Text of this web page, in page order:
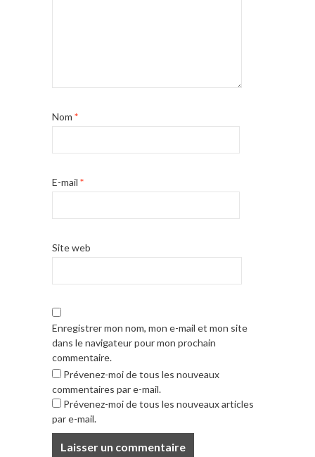
Nom *
E-mail *
Site web
Enregistrer mon nom, mon e-mail et mon site
dans le navigateur pour mon prochain
commentaire.
Prévenez-moi de tous les nouveaux
commentaires par e-mail.
Prévenez-moi de tous les nouveaux articles
par e-mail.